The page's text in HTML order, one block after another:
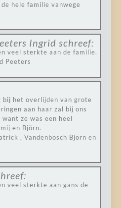
hele familie vanwege
Ingrid schreef:
veel sterkte aan de familie.
Peeters
bij het overlijden van grote
aan haar zal bij ons
ze was een heel
en Björn.
, Vandenbosch Björn en
veel sterkte aan gans de